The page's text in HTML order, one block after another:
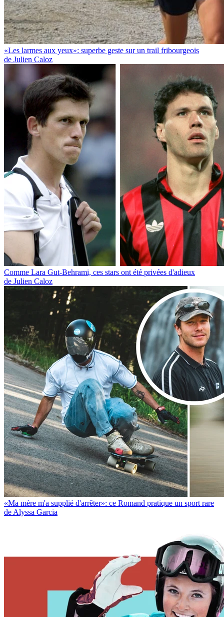
«Les larmes aux yeux»: superbe geste sur un trail fribourgeois
de Julien Caloz
Comme Lara Gut-Behrami, ces stars ont été privées d'adieux
de Julien Caloz
«Ma mère m'a supplié d'arrêter»: ce Romand pratique un sport rare
de Alyssa Garcia